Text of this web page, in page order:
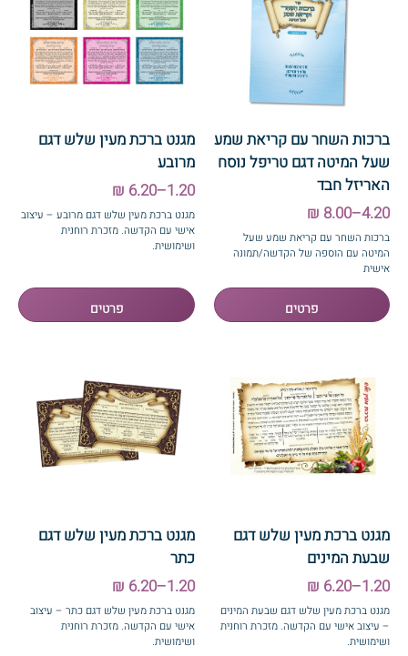
ברכות השחר עם קריאת שמע
שעל המיטה דגם טריפל נוסח
האריזל חבד
4.20–8.00 ₪
ברכות השחר עם קריאת שמע שעל
המיטה עם הוספה של הקדשה/תמונה
אישית
מגנט ברכת מעין שלש דגם
מרובע
1.20–6.20 ₪
מגנט ברכת מעין שלש דגם מרובע – עיצוב
אישי עם הקדשה. מזכרת רוחנית
ושימושית.
מגנט ברכת מעין שלש דגם
שבעת המינים
1.20–6.20 ₪
מגנט ברכת מעין שלש דגם שבעת המינים
– עיצוב אישי עם הקדשה. מזכרת רוחנית
ושימושית.
מגנט ברכת מעין שלש דגם
כתר
1.20–6.20 ₪
מגנט ברכת מעין שלש דגם כתר – עיצוב
אישי עם הקדשה. מזכרת רוחנית
ושימושית.